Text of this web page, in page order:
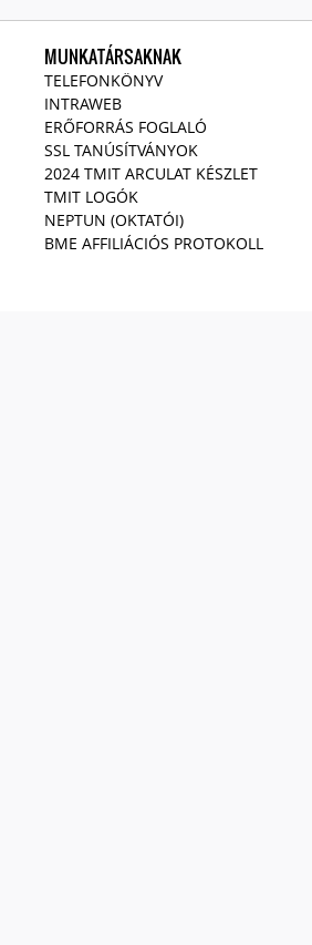
MUNKATÁRSAKNAK
TELEFONKÖNYV
INTRAWEB
ERŐFORRÁS FOGLALÓ
SSL TANÚSÍTVÁNYOK
2024 TMIT ARCULAT KÉSZLET
TMIT LOGÓK
NEPTUN (OKTATÓI)
BME AFFILIÁCIÓS PROTOKOLL